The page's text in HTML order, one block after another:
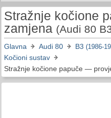
Stražnje kočione
zamjena (Audi 80
Glavna Audi 80 B3 (1986-
Kočioni sustav
Stražnje kočione papuče —